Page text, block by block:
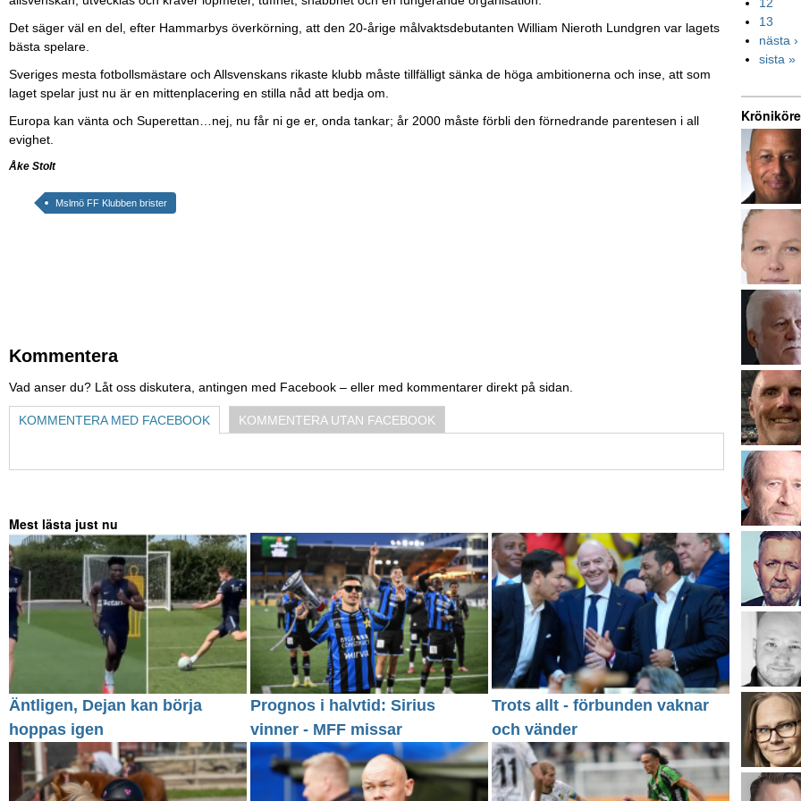
Det säger väl en del, efter Hammarbys överkörning, att den 20-årige målvaktsdebutanten William Nieroth Lundgren var lagets
bästa spelare.
Sveriges mesta fotbollsmästare och Allsvenskans rikaste klubb måste tillfälligt sänka de höga ambitionerna och inse, att som
laget spelar just nu är en mittenplacering en stilla nåd att bedja om.
Europa kan vänta och Superettan…nej, nu får ni ge er, onda tankar; år 2000 måste förbli den förnedrande parentesen i all
evighet.
Åke Stolt
Mslmö FF Klubben brister
Kommentera
Vad anser du? Låt oss diskutera, antingen med Facebook – eller med kommentarer direkt på sidan.
KOMMENTERA MED FACEBOOK KOMMENTERA UTAN FACEBOOK
Mest lästa just nu
Äntligen, Dejan kan börja
hoppas igen
Prognos i halvtid: Sirius
vinner - MFF missar
Trots allt - förbunden vaknar
och vänder
12
13
nästa ›
sista »